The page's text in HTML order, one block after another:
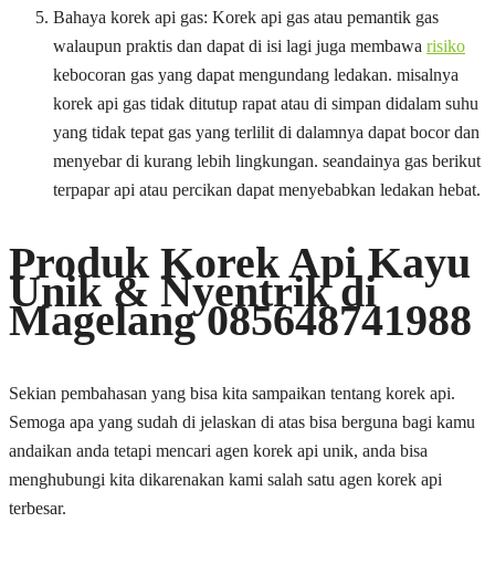
Bahaya korek api gas: Korek api gas atau pemantik gas
walaupun praktis dan dapat di isi lagi juga membawa risiko
kebocoran gas yang dapat mengundang ledakan. misalnya
korek api gas tidak ditutup rapat atau di simpan didalam suhu
yang tidak tepat gas yang terlilit di dalamnya dapat bocor dan
menyebar di kurang lebih lingkungan. seandainya gas berikut
terpapar api atau percikan dapat menyebabkan ledakan hebat.
Produk Korek Api Kayu
Unik & Nyentrik di
Magelang 085648741988
Sekian pembahasan yang bisa kita sampaikan tentang korek api.
Semoga apa yang sudah di jelaskan di atas bisa berguna bagi kamu
andaikan anda tetapi mencari agen korek api unik, anda bisa
menghubungi kita dikarenakan kami salah satu agen korek api
terbesar.